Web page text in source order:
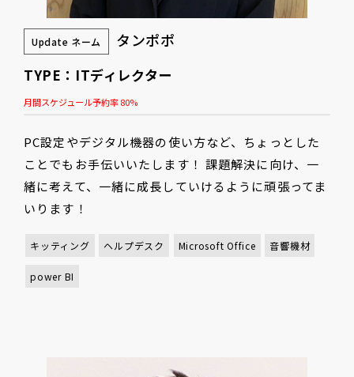
Update ネーム タンポポ
TYPE：ITディレクター
月間スケジュール予約率 80%
PC設定やデジタル機器の使い方など、ちょっとした
ことでもお手伝いいたします！ 課題解決に向け、一
緒に考えて、一緒に成長していけるように頑張ってま
いります！
キッティング ヘルプデスク Microsoft Office 音響機材
power BI